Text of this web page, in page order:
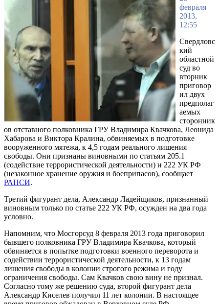
февраля
2013,
12:55
Свердловс
кий
областной
суд во
вторник
приговор
ил двух
предполаг
аемых
сторонник
ов отставного полковника ГРУ Владимира Квачкова, Леонида
Хабарова и Виктора Кралина, обвиняемых в подготовке
вооруженного мятежа, к 4,5 годам реального лишения
свободы. Они признаны виновными по статьям 205.1
(содействие террористической деятельности) и 222 УК РФ
(незаконное хранение оружия и боеприпасов), сообщает
РАПСИ.
Третий фигурант дела, Александр Ладейщиков, признанный
виновным только по статье 222 УК РФ, осужден на два года
условно.
Напомним, что Мосгорсуд 8 февраля 2013 года приговорил
бывшего полковника ГРУ Владимира Квачкова, который
обвиняется в попытке подготовки военного переворота и
содействии террористической деятельности, к 13 годам
лишения свободы в колонии строгого режима и году
ограничения свободы. Сам Квачков свою вину не признал.
Согласно тому же решению суда, второй фигурант дела
Александр Киселев получил 11 лет колонии. В настоящее